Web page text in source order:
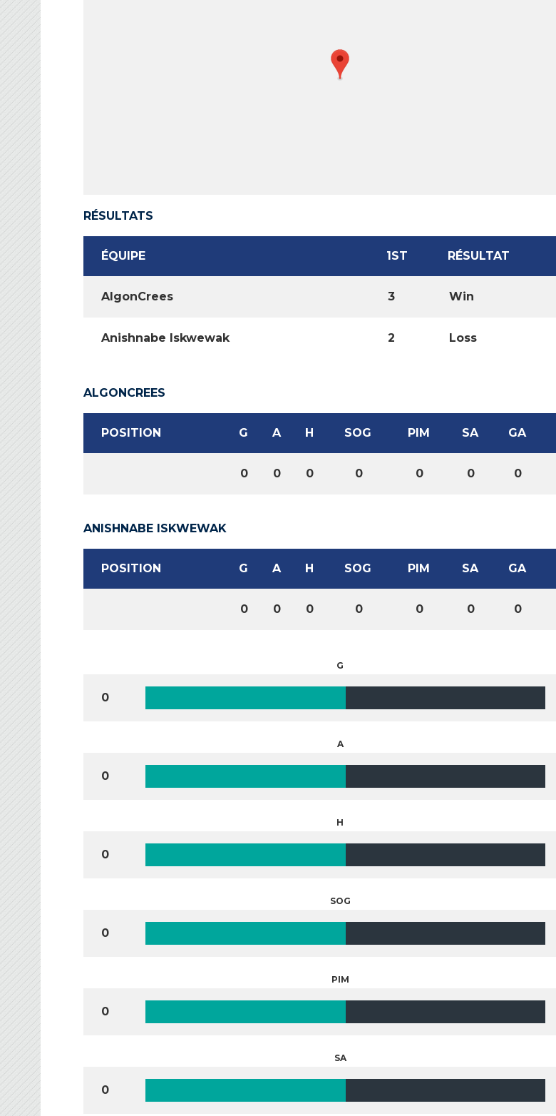
RÉSULTATS
ÉQUIPE 1ST RÉSULTAT
AlgonCrees 3 Win
Anishnabe Iskwewak 2 Loss
ALGONCREES
POSITION G A H SOG PIM SA GA
0 0 0 0 0 0 0
ANISHNABE ISKWEWAK
POSITION G A H SOG PIM SA GA
0 0 0 0 0 0 0
G
0
A
0
H
0
SOG
0
PIM
0
SA
0